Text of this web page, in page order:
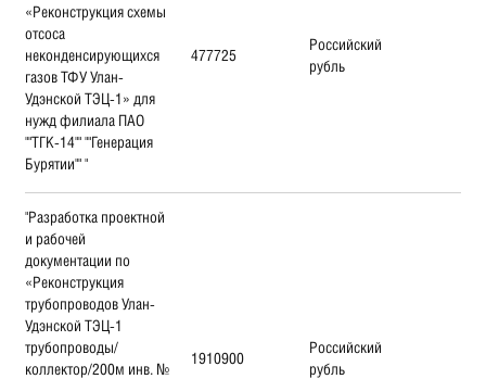
«Реконструкция схемы
отсоса
неконденсирующихся
газов ТФУ Улан-
Удэнской ТЭЦ-1» для
нужд филиала ПАО
""ТГК-14"" ""Генерация
Бурятии"" "
477725
Российский
рубль
"Разработка проектной
и рабочей
документации по
«Реконструкция
трубопроводов Улан-
Удэнской ТЭЦ-1
трубопроводы/
коллектор/200м инв. №
1910900
Российский
рубль